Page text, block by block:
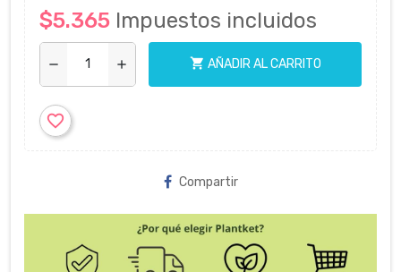
$5.365 Impuestos incluidos
remove add shopping_cart AÑADIR AL CARRITO
favorite_border
Compartir